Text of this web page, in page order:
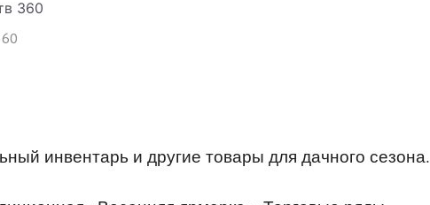
инвентарь и другие товары для дачного сезона.